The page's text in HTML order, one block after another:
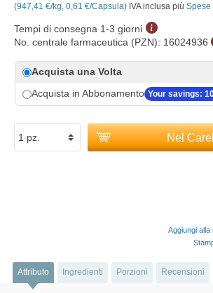
(947,41 €/kg, 0,61 €/Capsula) IVA inclusa più Spese
Tempi di consegna 1-3 giorni
No. centrale farmaceutica (PZN): 16024936
Acquista una Volta
Acquista in Abbonamento Your savings:
Nel
Aggiungi alla
Attributo Ingredienti Porzioni Recensioni